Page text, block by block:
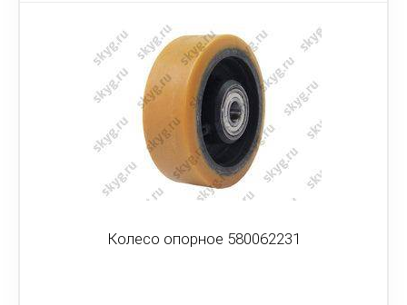
Колесо опорное 580062231